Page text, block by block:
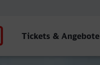
Tickets & Angebote